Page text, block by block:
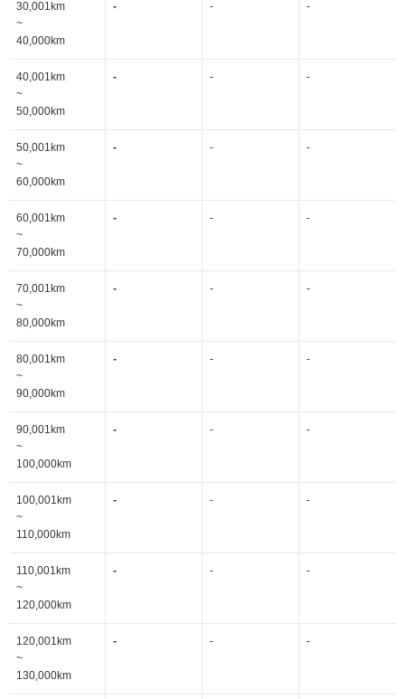
30,001km
~
40,000km
- - -
40,001km
~
50,000km
- - -
50,001km
~
60,000km
- - -
60,001km
~
70,000km
- - -
70,001km
~
80,000km
- - -
80,001km
~
90,000km
- - -
90,001km
~
100,000km
- - -
100,001km
~
110,000km
- - -
110,001km
~
120,000km
- - -
120,001km
~
130,000km
- - -